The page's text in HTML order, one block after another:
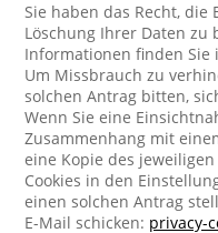
Sie haben das Recht,
Löschung Ihrer Daten zu
Informationen finden Sie
Um Missbrauch zu
solchen Antrag bitten,
Wenn Sie eine
Zusammenhang mit
eine Kopie des
Cookies in den
einen solchen Antrag
E-Mail schicken: privacy-